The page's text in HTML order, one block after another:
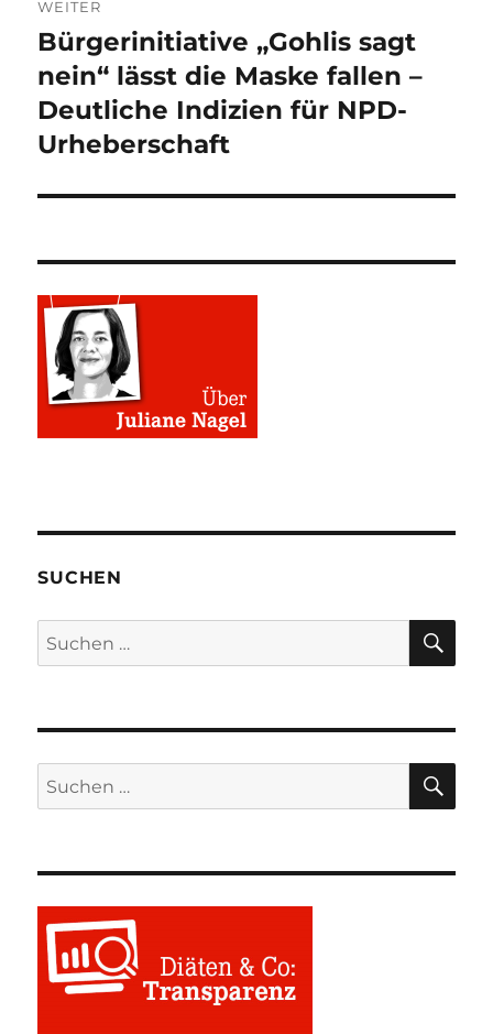
WEITER
Nächster
Beitrag:
Bürgerinitiative „Gohlis sagt
nein“ lässt die Maske fallen –
Deutliche Indizien für NPD-
Urheberschaft
SUCHEN
Suchen
nach:
Suchen
nach: